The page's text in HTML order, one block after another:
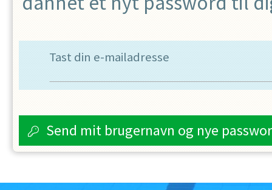
Tast din e-mailadresse
Send mit brugernavn og nye